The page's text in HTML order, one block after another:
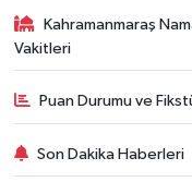
Kahramanmaraş
Vakitleri
Puan Durumu ve
Son Dakika Haberleri